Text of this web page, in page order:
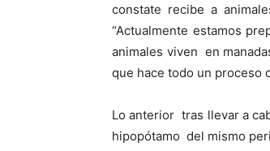
constate recibe a
“Actualmente estamos
animales viven en
que hace todo un proceso
Lo anterior tras llevar a
hipopótamo del mismo